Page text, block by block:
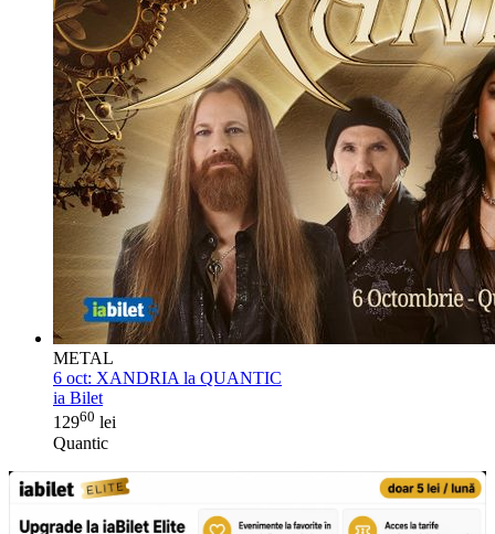
METAL
6 oct: XANDRIA la QUANTIC
ia Bilet
12960 lei
Quantic